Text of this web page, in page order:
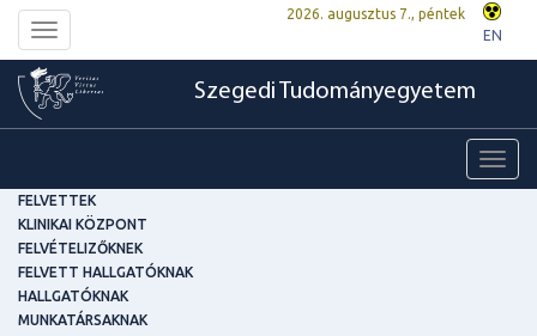
Toggle
navigation
2026. augusztus 7., péntek
EN
Szegedi Tudományegyetem
FELVETTEK
KLINIKAI KÖZPONT
FELVÉTELIZŐKNEK
FELVETT HALLGATÓKNAK
HALLGATÓKNAK
MUNKATÁRSAKNAK